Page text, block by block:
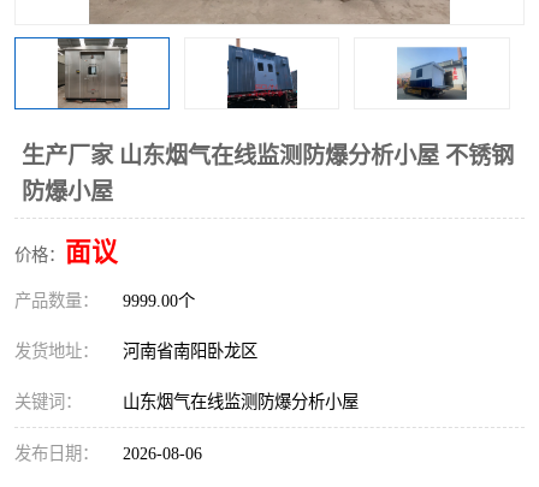
生产厂家 山东烟气在线监测防爆分析小屋 不锈钢
防爆小屋
价格： 面议
产品数量： 9999.00个
发货地址： 河南省南阳卧龙区
关键词： 山东烟气在线监测防爆分析小屋
发布日期： 2026-08-06